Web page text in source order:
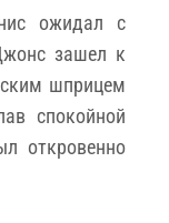
ожидал с
зашел к
шприцем
спокойной
откровенно